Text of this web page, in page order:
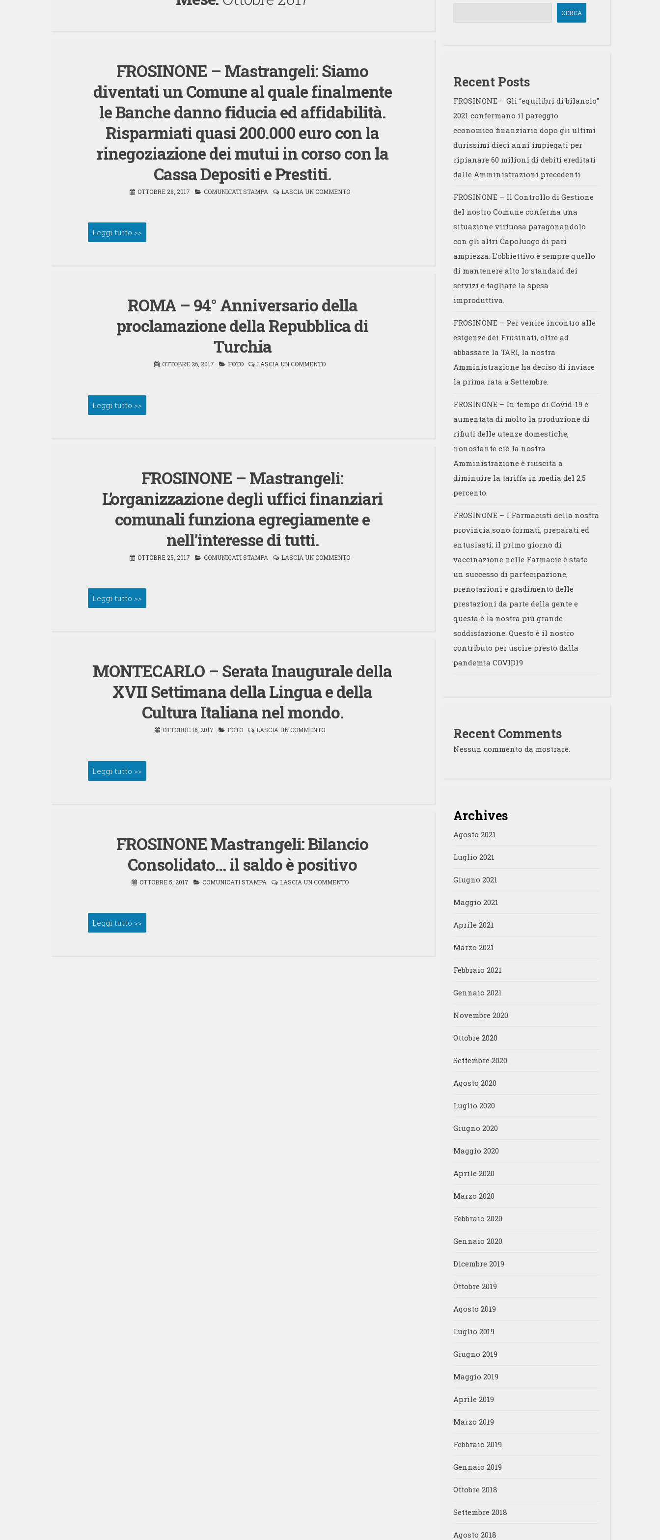
FROSINONE – Mastrangeli: Siamo
diventati un Comune al quale finalmente
le Banche danno fiducia ed affidabilità.
Risparmiati quasi 200.000 euro con la
rinegoziazione dei mutui in corso con la
Cassa Depositi e Prestiti.
OTTOBRE 28, 2017 COMUNICATI STAMPA LASCIA UN COMMENTO
Leggi tutto >>
ROMA – 94° Anniversario della
proclamazione della Repubblica di
Turchia
OTTOBRE 26, 2017 FOTO LASCIA UN COMMENTO
Leggi tutto >>
FROSINONE – Mastrangeli:
L’organizzazione degli uffici finanziari
comunali funziona egregiamente e
nell’interesse di tutti.
OTTOBRE 25, 2017 COMUNICATI STAMPA LASCIA UN COMMENTO
Leggi tutto >>
MONTECARLO – Serata Inaugurale della
XVII Settimana della Lingua e della
Cultura Italiana nel mondo.
OTTOBRE 16, 2017 FOTO LASCIA UN COMMENTO
Leggi tutto >>
FROSINONE Mastrangeli: Bilancio
Consolidato… il saldo è positivo
OTTOBRE 5, 2017 COMUNICATI STAMPA LASCIA UN COMMENTO
Leggi tutto >>
CERCA
Recent Posts
FROSINONE – Gli “equilibri di bilancio”
2021 confermano il pareggio
economico finanziario dopo gli ultimi
durissimi dieci anni impiegati per
ripianare 60 milioni di debiti ereditati
dalle Amministrazioni precedenti.
FROSINONE – Il Controllo di Gestione
del nostro Comune conferma una
situazione virtuosa paragonandolo
con gli altri Capoluogo di pari
ampiezza. L’obbiettivo è sempre quello
di mantenere alto lo standard dei
servizi e tagliare la spesa
improduttiva.
FROSINONE – Per venire incontro alle
esigenze dei Frusinati, oltre ad
abbassare la TARI, la nostra
Amministrazione ha deciso di inviare
la prima rata a Settembre.
FROSINONE – In tempo di Covid-19 è
aumentata di molto la produzione di
rifiuti delle utenze domestiche;
nonostante ciò la nostra
Amministrazione è riuscita a
diminuire la tariffa in media del 2,5
percento.
FROSINONE – I Farmacisti della nostra
provincia sono formati, preparati ed
entusiasti; il primo giorno di
vaccinazione nelle Farmacie è stato
un successo di partecipazione,
prenotazioni e gradimento delle
prestazioni da parte della gente e
questa è la nostra più grande
soddisfazione. Questo è il nostro
contributo per uscire presto dalla
pandemia COVID19
Recent Comments
Nessun commento da mostrare.
Archives
Agosto 2021
Luglio 2021
Giugno 2021
Maggio 2021
Aprile 2021
Marzo 2021
Febbraio 2021
Gennaio 2021
Novembre 2020
Ottobre 2020
Settembre 2020
Agosto 2020
Luglio 2020
Giugno 2020
Maggio 2020
Aprile 2020
Marzo 2020
Febbraio 2020
Gennaio 2020
Dicembre 2019
Ottobre 2019
Agosto 2019
Luglio 2019
Giugno 2019
Maggio 2019
Aprile 2019
Marzo 2019
Febbraio 2019
Gennaio 2019
Ottobre 2018
Settembre 2018
Agosto 2018